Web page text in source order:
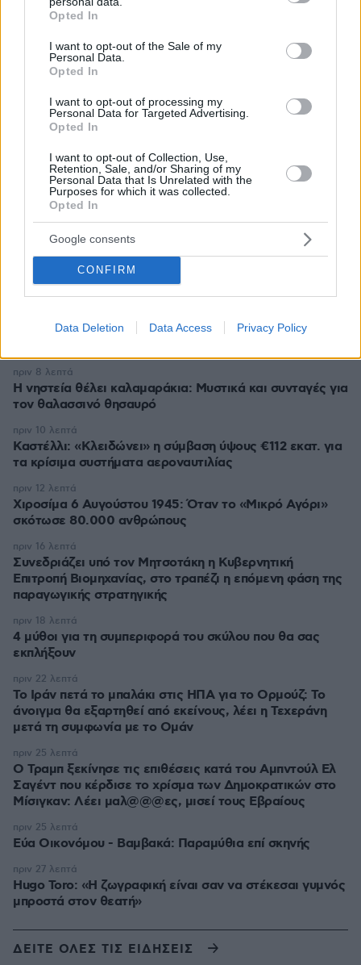
grant or deny consent to Google and its third-party tags to
use your data for below specified purposes in below Google
consent section.
Opted In
I want to opt-out of the Sale of my
Personal Data.
Opted In
I want to opt-out of processing my
Personal Data for Targeted Advertising.
Opted In
I want to opt-out of Collection, Use,
Retention, Sale, and/or Sharing of my
Personal Data that Is Unrelated with the
Purposes for which it was collected.
Opted In
Google consents
CONFIRM
Data Deletion Data Access Privacy Policy
Η Smart φοιτητική κατοικία στην καρδιά της Αθήνας
Επαγγελματική Εκπαίδευση & Εξειδίκευση: Το Mοντέλο που
26.07.2026, 09:54
15 χρόνων του Spetses Mini Marathon
31.07.2026, 11:04
ΡΟΗ ΕΙΔΗΣΕΩΝ
Ειδήσεις Δημοφιλή Σχολιασμένα
καλύτερο έλεγχο του σακχάρου – Το ένα μειώνει το
πριν 7 λεπτά
Η νηστεία θέλει καλαμαράκια: Μυστικά και συνταγές για
τον θαλασσινό θησαυρό
πριν 8 λεπτά
Καστέλλι: «Κλειδώνει» η σύμβαση ύψους €112 εκατ. για
τα κρίσιμα συστήματα αεροναυτιλίας
πριν 10 λεπτά
Χιροσίμα 6 Αυγούστου 1945: Όταν το «Μικρό Αγόρι»
σκότωσε 80.000 ανθρώπους
πριν 12 λεπτά
Συνεδριάζει υπό τον Μητσοτάκη η Κυβερνητική
Επιτροπή Βιομηχανίας, στο τραπέζι η επόμενη φάση της
παραγωγικής στρατηγικής
πριν 16 λεπτά
4 μύθοι για τη συμπεριφορά του σκύλου που θα σας
εκπλήξουν
πριν 18 λεπτά
Το Ιράν πετά το μπαλάκι στις ΗΠΑ για το Ορμούζ: Το
άνοιγμα θα εξαρτηθεί από εκείνους, λέει η Τεχεράνη
μετά τη συμφωνία με το Ομάν
πριν 22 λεπτά
O Τραμπ ξεκίνησε τις επιθέσεις κατά του Αμπντούλ Ελ
Σαγέντ που κέρδισε το χρίσμα των Δημοκρατικών στο
Μίσιγκαν: Λέει μαλ@@@ες, μισεί τους Εβραίους
πριν 25 λεπτά
Εύα Οικονόμου - Βαμβακά: Παραμύθια επί σκηνής
πριν 25 λεπτά
Hugo Toro: «Η ζωγραφική είναι σαν να στέκεσαι γυμνός
μπροστά στον θεατή»
πριν 27 λεπτά
ΔΕΙΤΕ ΟΛΕΣ ΤΙΣ ΕΙΔΗΣΕΙΣ